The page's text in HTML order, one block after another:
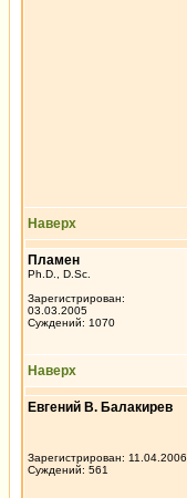
Наверх
Пламен
Ph.D., D.Sc.
Зарегистрирован:
03.03.2005
Суждений: 1070
Наверх
Евгений В. Балакирев
Зарегистрирован: 11.04.2006
Суждений: 561